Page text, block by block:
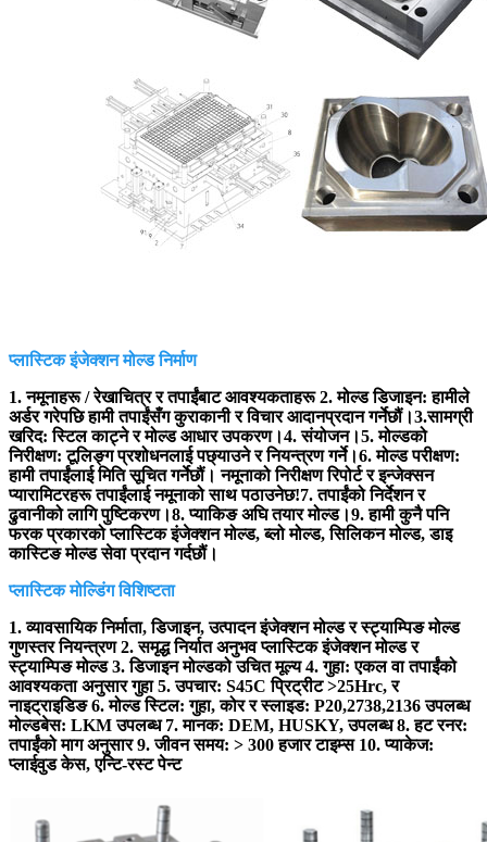
प्लास्टिक इंजेक्शन मोल्ड निर्माण
1. नमूनाहरू / रेखाचित्र र तपाईंबाट आवश्यकताहरू 2. मोल्ड डिजाइन: हामीले
अर्डर गरेपछि हामी तपाईंसँग कुराकानी र विचार आदानप्रदान गर्नेछौं।3.सामग्री
खरिद: स्टिल काट्ने र मोल्ड आधार उपकरण।4. संयोजन।5. मोल्डको
निरीक्षण: टूलिङ्ग प्रशोधनलाई पछ्याउने र नियन्त्रण गर्ने।6. मोल्ड परीक्षण:
हामी तपाईंलाई मिति सूचित गर्नेछौं। नमूनाको निरीक्षण रिपोर्ट र इन्जेक्सन
प्यारामिटरहरू तपाईंलाई नमूनाको साथ पठाउनेछ!7. तपाईंको निर्देशन र
ढुवानीको लागि पुष्टिकरण।8. प्याकिङ अघि तयार मोल्ड।9. हामी कुनै पनि
फरक प्रकारको प्लास्टिक इंजेक्शन मोल्ड, ब्लो मोल्ड, सिलिकन मोल्ड, डाइ
कास्टिङ मोल्ड सेवा प्रदान गर्दछौं।
प्लास्टिक मोल्डिंग विशिष्टता
1. व्यावसायिक निर्माता, डिजाइन, उत्पादन इंजेक्शन मोल्ड र स्ट्याम्पिङ मोल्ड
गुणस्तर नियन्त्रण 2. समृद्ध निर्यात अनुभव प्लास्टिक इंजेक्शन मोल्ड र
स्ट्याम्पिङ मोल्ड 3. डिजाइन मोल्डको उचित मूल्य 4. गुहा: एकल वा तपाईंको
आवश्यकता अनुसार गुहा 5. उपचार: S45C प्रिट्रीट >25Hrc, र
नाइट्राइडिङ 6. मोल्ड स्टिल: गुहा, कोर र स्लाइड: P20,2738,2136 उपलब्ध
मोल्डबेस: LKM उपलब्ध 7. मानक: DEM, HUSKY, उपलब्ध 8. हट रनर:
तपाईंको माग अनुसार 9. जीवन समय: > 300 हजार टाइम्स 10. प्याकेज:
प्लाईवुड केस, एन्टि-रस्ट पेन्ट